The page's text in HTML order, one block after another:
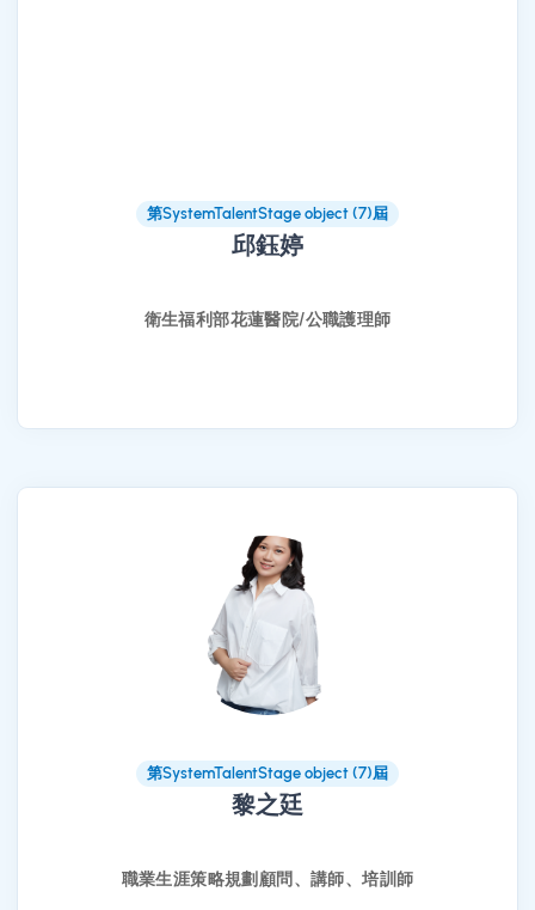
第SystemTalentStage object (7)屆
邱鈺婷
衛生福利部花蓮醫院/公職護理師
第SystemTalentStage object (7)屆
黎之廷
職業生涯策略規劃顧問、講師、培訓師